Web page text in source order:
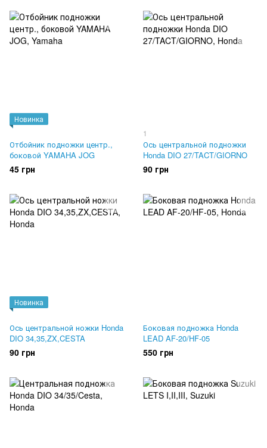
Новинка
Отбойник подножки центр.,
боковой YAMAHA JOG
45 грн
1
Ось центральной подножки
Honda DIO 27/TACT/GIORNO
90 грн
Новинка
Ось центральной ножки Honda
DIO 34,35,ZX,CESTA
90 грн
Боковая подножка Honda
LEAD AF-20/HF-05
550 грн